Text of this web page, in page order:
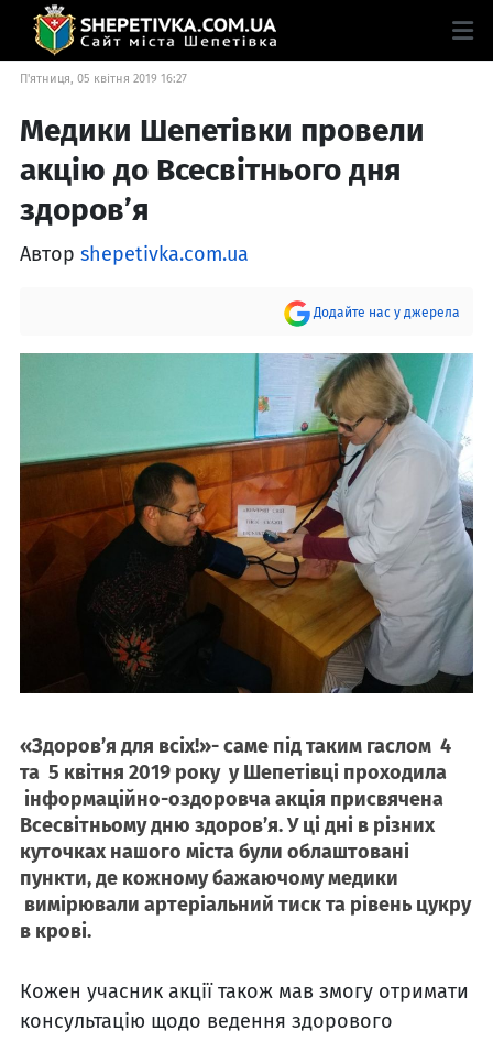
П'ятниця, 05 квітня 2019 16:27
Медики Шепетівки провели
акцію до Всесвітнього дня
здоров’я
Автор shepetivka.com.ua
Додайте нас у джерела
«Здоров’я для всіх!»- саме під таким гаслом 4
та 5 квітня 2019 року у Шепетівці проходила
інформаційно-оздоровча акція присвячена
Всесвітньому дню здоров’я. У ці дні в різних
куточках нашого міста були облаштовані
пункти, де кожному бажаючому медики
вимірювали артеріальний тиск та рівень цукру
в крові.
Кожен учасник акції також мав змогу отримати
консультацію щодо ведення здорового